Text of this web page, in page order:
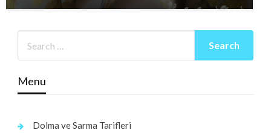
Menu
Dolma ve Sarma Tarifleri